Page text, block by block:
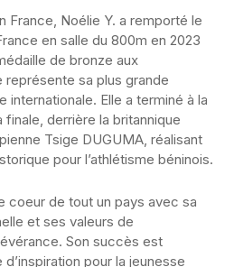
France, Noélie Y. a remporté le
en salle du 800m en 2023
de bronze aux
représente sa plus grande
internationale. Elle a terminé à la
derrière la britannique
Tsige DUGUMA, réalisant
pour l’athlétisme béninois.
coeur de tout un pays avec sa
et ses valeurs de
Son succès est
pour la jeunesse